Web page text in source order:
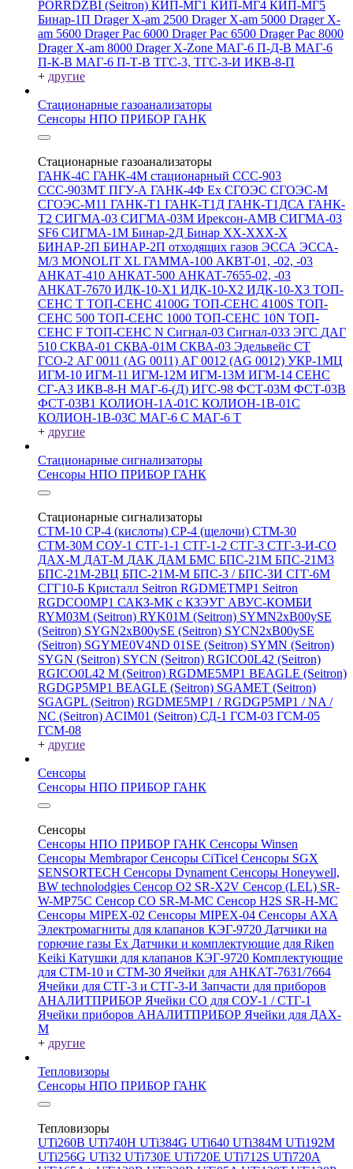
PORRDZBI (Seitron) КИП-МГ1 КИП-МГ4 КИП-МГ5
Бинар-1П Drager X-am 2500 Drager X-am 5000 Drager X-
am 5600 Drager Pac 6000 Drager Pac 6500 Drager Pac 8000
Drager X-am 8000 Drager X-Zone МАГ-6 П-Д-В МАГ-6
П-К-В МАГ-6 П-Т-В ТГС-3, ТГС-3-И ИКВ-8-П
+ другие
Стационарные газоанализаторы
Сенсоры НПО ПРИБОР ГАНК
Стационарные газоанализаторы
ГАНК-4С ГАНК-4М стационарный ССС-903
ССС-903МТ ПГУ-А ГАНК-4Ф Ex СГОЭС СГОЭС-М
СГОЭС-М11 ГАНК-Т1 ГАНК-Т1Д ГАНК-Т1ДСА ГАНК-
Т2 СИГМА-03 СИГМА-03М Ирексон-АМВ СИГМА-03
SF6 СИГМА-1М Бинар-2Д Бинар ХХ-ХХХ-Х
БИНАР-2П БИНАР-2П отходящих газов ЭССА ЭССА-
М/3 MONOLIT XL ГАММА-100 АКВТ-01, -02, -03
АНКАТ-410 АНКАТ-500 АНКАТ-7655-02, -03
АНКАТ-7670 ИДК-10-Х1 ИДК-10-Х2 ИДК-10-Х3 ТОП-
СЕНС Т ТОП-СЕНС 4100G ТОП-СЕНС 4100S ТОП-
СЕНС 500 ТОП-СЕНС 1000 ТОП-СЕНС 10N ТОП-
СЕНС F ТОП-СЕНС N Сигнал-03 Сигнал-033 ЭГС ДАГ
510 СКВА-01 СКВА-01М СКВА-03 Эдельвейс СТ
ГСО-2 АГ 0011 (AG 0011) АГ 0012 (AG 0012) УКР-1МЦ
ИГМ-10 ИГМ-11 ИГМ-12М ИГМ-13М ИГМ-14 СЕНС
СГ-А3 ИКВ-8-Н МАГ-6-(Д) ИГС-98 ФСТ-03М ФСТ-03В
ФСТ-03В1 КОЛИОН-1А-01С КОЛИОН-1В-01С
КОЛИОН-1В-03С МАГ-6 С МАГ-6 Т
+ другие
Стационарные сигнализаторы
Сенсоры НПО ПРИБОР ГАНК
Стационарные сигнализаторы
СТМ-10 СР-4 (кислоты) СР-4 (щелочи) СТМ-30
СТМ-30М СОУ-1 СТГ-1-1 СТГ-1-2 СТГ-3 СТГ-3-И-CO
ДАХ-М ДАТ-М ДАК ДАМ БМС БПС-21М БПС-21М3
БПС-21М-2ВЦ БПС-21М-М БПС-3 / БПС-3И СГГ-6М
СГГ10-Б Кристалл Seitron RGDMETMP1 Seitron
RGDCO0MP1 САКЗ-МК с КЗЭУГ АВУС-КОМБИ
RYM03M (Seitron) RYK01M (Seitron) SYMN2хB00ySE
(Seitron) SYGN2xB00ySE (Seitron) SYCN2xB00ySE
(Seitron) SGYME0V4ND 01SE (Seitron) SYMN (Seitron)
SYGN (Seitron) SYCN (Seitron) RGICO0L42 (Seitron)
RGICO0L42 M (Seitron) RGDME5MP1 BEAGLE (Seitron)
RGDGP5MP1 BEAGLE (Seitron) SGAMET (Seitron)
SGAGPL (Seitron) RGDME5MP1 / RGDGP5MP1 / NA /
NC (Seitron) ACIM01 (Seitron) СД-1 ГСМ-03 ГСМ-05
ГСМ-08
+ другие
Сенсоры
Сенсоры НПО ПРИБОР ГАНК
Сенсоры
Сенсоры НПО ПРИБОР ГАНК Сенсоры Winsen
Сенсоры MembraporСенсоры CiTicel Сенсоры SGX
SENSORTECH Сенсоры Dynament Сенсоры Honeywell,
BW technolodgies Сенсор O2 SR-X2V Сенсор (LEL) SR-
W-MP75C Сенсор CO SR-M-MC Сенсор H2S SR-H-MC
Сенсоры MIPEX-02 Сенсоры MIPEX-04 Сенсоры АХА
Электромагниты для клапанов КЭГ-9720 Датчики на
горючие газы Ex Датчики и комплектующие для Riken
Keiki Катушки для клапанов КЭГ-9720 Комплектующие
для СТМ-10 и СТМ-30 Ячейки для АНКАТ-7631/7664
Ячейки для СТГ-3 и СТГ-3-И Запчасти для приборов
АНАЛИТПРИБОР Ячейки CO для СОУ-1 / СТГ-1
Ячейки приборов АНАЛИТПРИБОР Ячейки для ДАХ-
М
+ другие
Тепловизоры
Сенсоры НПО ПРИБОР ГАНК
Тепловизоры
UTi260В UTi740H UTi384G UTi640 UTi384M UTi192M
UTi256G UTi32 UTi730E UTi720E UTi712S UTi720A